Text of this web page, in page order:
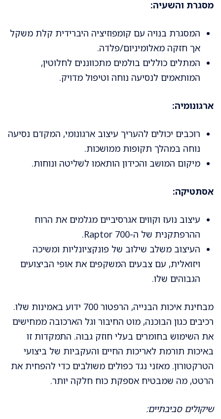
מסגרת והשעיה:
המסגרת בנויה עם קומפוזיציה היברידית קלת משקל
אך חזקה מאלומיניום/פלדה.
המתלים כוללים בולמים מתכווננים לחלוטין,
המותאמים לנסיעה נוחה וטיפול מדויק.
ארגונומיה:
רוכבים יכולים להעריך עיצוב ארגונומי, המקדם נסיעה
נוחה במהלך תקופות ממושכות.
מיקום המושב והכידון הותאמו לשליטה ונוחות.
אסתטיקה:
עיצוב נועז וקווים אגרסיביים מגלמים את הרוח
ההרפתקנית של ה-Raptor 700.
העיצוב משלב שילוב של פונקציונליות ומשיכה
ויזואלית, עם צבעים המשקפים את אופי הביצועים
הגבוהים שלו.
מבחינת איכות הבנייה, הרפטור 700 ידוע באמינות שלו.
רכיבים כגון הבוכנה, מוט החיבור וגל הארכובה ממחישים
את השימוש בחומרים בעלי חוזק גבוה. התמקדות זו
באיכות תורמת לאריכות החיים והעקביות של ביצועי
הטרקטורון. מאזני נגד כפולים משולבים כדי להפחית את
הרטט, מה שמבטיח אספקת כוח חלקה יותר.
שיקולים סביבתיים: